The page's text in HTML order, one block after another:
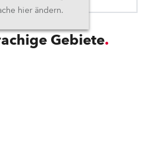
hier ändern.
Gebiete